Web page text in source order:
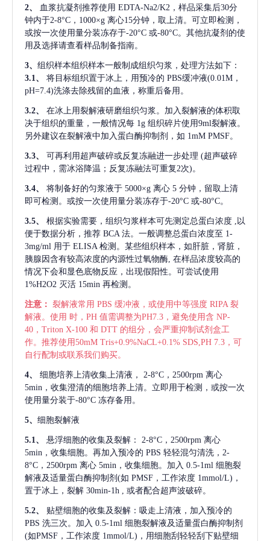
2、 血浆抗凝剂推荐使用 EDTA-Na2/K2，样品采集后30分
钟内于2-8°C，1000×g 离心15分钟，取上清。可立即检测，
或按一次使用量分装冻存于-20°C 或-80°C。其他抗凝剂的使
用及选择请查看样品制备指南。
3、 组织样本组织样本一般制成组织匀浆，处理方法如下：
3.1、
将目标组织置于冰上，用预冷的 PBS缓冲液(0.01M，
pH=7.4)洗涤去除残留的血液，称重后备用。
3.2、
在冰上用裂解液研磨组织匀浆。加入裂解液的体积取
决于组织的重量，一般情况每 1g 组织碎片使用9ml裂解液。
另外建议在裂解液中加入蛋白酶抑制剂，如 1mM PMSF。
3.3、 可再利用超声破碎或反复冻融进一步处理 (超声破碎
过程中，需冰浴降温；反复冻融法可重复2次)。
3.4、 将制备好的匀浆液于 5000×g 离心 5 分钟，留取上清
即可检测。或按一次使用量分装冻存于-20°C 或-80°C。
3.5、 根据实验需要，组织匀浆样本可先测定总蛋白浓度
,以
便于数据分析，推荐 BCA 法。一般调整总蛋白浓度至 1-
3mg/ml 用于 ELISA 检测。某些组织样本，如肝脏，肾脏，
胰腺因含有较高浓度的内源性过氧物酶, 在样品浓度较高的
情况下会和显色底物反应，出现假阳性。可尝试使用
1%H2O2 灭活 15min 再检测。
注意： 裂解液常用 PBS 缓冲液，或使用中等强度 RIPA 裂
解液。使用 时，PH 值需调整为PH7.3，避免使用含 NP-
40，Triton X-100 和 DTT 的组分，会严重抑制试剂盒工
作。推荐使用50mM Tris+0.9%NaCL+0.1% SDS,PH 7.3，可
自行配制或联系我们购买。
4、 细胞培养上清收集上清液，
2-8°C，2500rpm 离心
5min，收集澄清的细胞培养上清。立即用于检测，或按一次
使用量分装于-80°C 冻存备用。
5、 细胞裂解液
5.1、 悬浮细胞的收集及裂解：
2-8°C，2500rpm 离心
5min，收集细胞。再加入预冷的 PBS 轻轻混匀清洗，2-
8°C，2500rpm 离心 5min，收集细胞。加入 0.5-1ml 细胞裂
解液及适量蛋白酶抑制剂(如 PMSF，工作浓度 1mmol/L)，
置于冰上，裂解 30min-1h , 或者配合超声波破碎。
5.2、
贴壁细胞的收集及裂解：吸走上清液，加入预冷的
PBS 洗三次。加入 0.5-1ml 细胞裂解液及适量蛋白酶抑制剂
(如PMSF，工作浓度 1mmol/L)，用细胞刮轻轻刮下贴壁细